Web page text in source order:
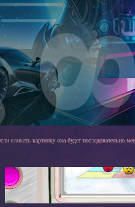
кликать картинку она будет последовательно